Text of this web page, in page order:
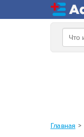
Главная